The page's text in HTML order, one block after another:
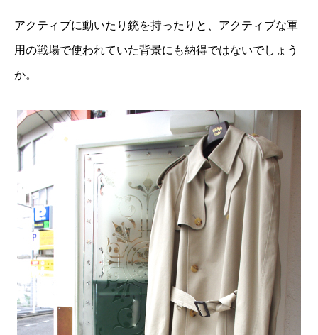
アクティブに動いたり銃を持ったりと、アクティブな軍
用の戦場で使われていた背景にも納得ではないでしょう
か。